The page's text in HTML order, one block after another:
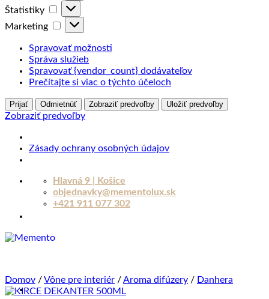
Štatistiky Štatistiky
Marketing Marketing
Spravovať možnosti
Správa služieb
Spravovať {vendor_count} dodávateľov
Prečítajte si viac o týchto účeloch
Prijať Odmietnúť Zobraziť predvoľby Uložiť predvoľby
Zobraziť predvoľby
Zásady ochrany osobných údajov
Skip
Hlavná 9 | Košice
objednavky@mementolux.sk
+421 911 077 302
Domov /Vône pre interiér /Aroma difúzery / Danhera